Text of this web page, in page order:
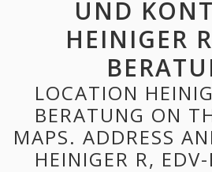
UND
HEINIGER
LOCATION
BERATUNG ON
MAPS. ADDRESS
HEINIGER R,